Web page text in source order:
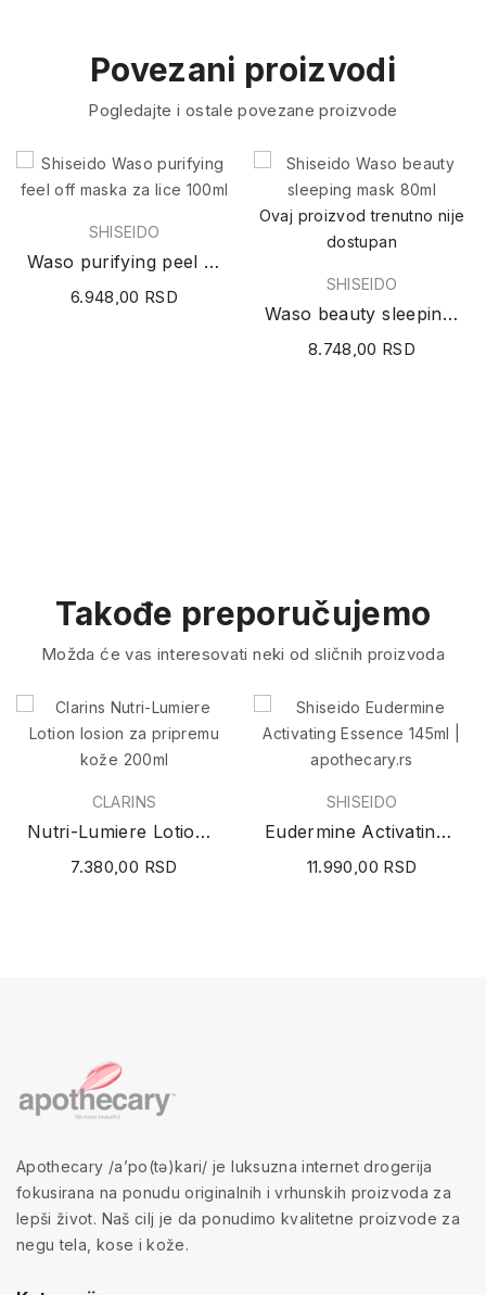
Povezani proizvodi
Pogledajte i ostale povezane proizvode
SHISEIDO
Waso purifying peel off maska za lice 100ml
6.948,00 RSD
Ovaj proizvod trenutno nije
dostupan
SHISEIDO
Waso beauty sleeping mask 80ml
8.748,00 RSD
Takođe preporučujemo
Možda će vas interesovati neki od sličnih proizvoda
CLARINS
Nutri-Lumiere Lotion losion za pripremu kože 200ml
7.380,00 RSD
SHISEIDO
Eudermine Activating Essence 145ml
11.990,00 RSD
Apothecary /a’po(tə)kari/ je luksuzna internet drogerija
fokusirana na ponudu originalnih i vrhunskih proizvoda za
lepši život. Naš cilj je da ponudimo kvalitetne proizvode za
negu tela, kose i kože.